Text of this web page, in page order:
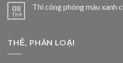
08
Th9
Thi công phòng màu xanh
THẺ, PHÂN LOẠI